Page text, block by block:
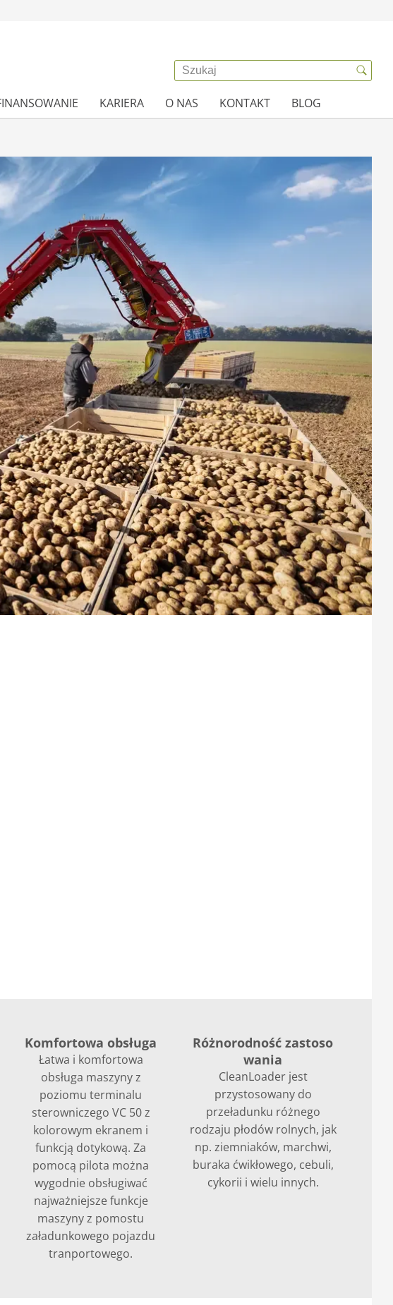
KARIERA O NAS KONTAKT BLOG
Komfortowa obsługa
Łatwa i komfortowa
obsługa maszyny z
poziomu terminalu
sterowniczego VC 50 z
kolorowym ekranem i
funkcją dotykową. Za
pomocą pilota można
wygodnie obsługiwać
najważniejsze funkcje
maszyny z pomostu
załadunkowego pojazdu
tranportowego.
Różnorodność zastoso
wania
CleanLoader jest
przystosowany do
przeładunku różnego
rodzaju płodów rolnych, jak
np. ziemniaków, marchwi,
buraka ćwikłowego, cebuli,
cykorii i wielu innych.